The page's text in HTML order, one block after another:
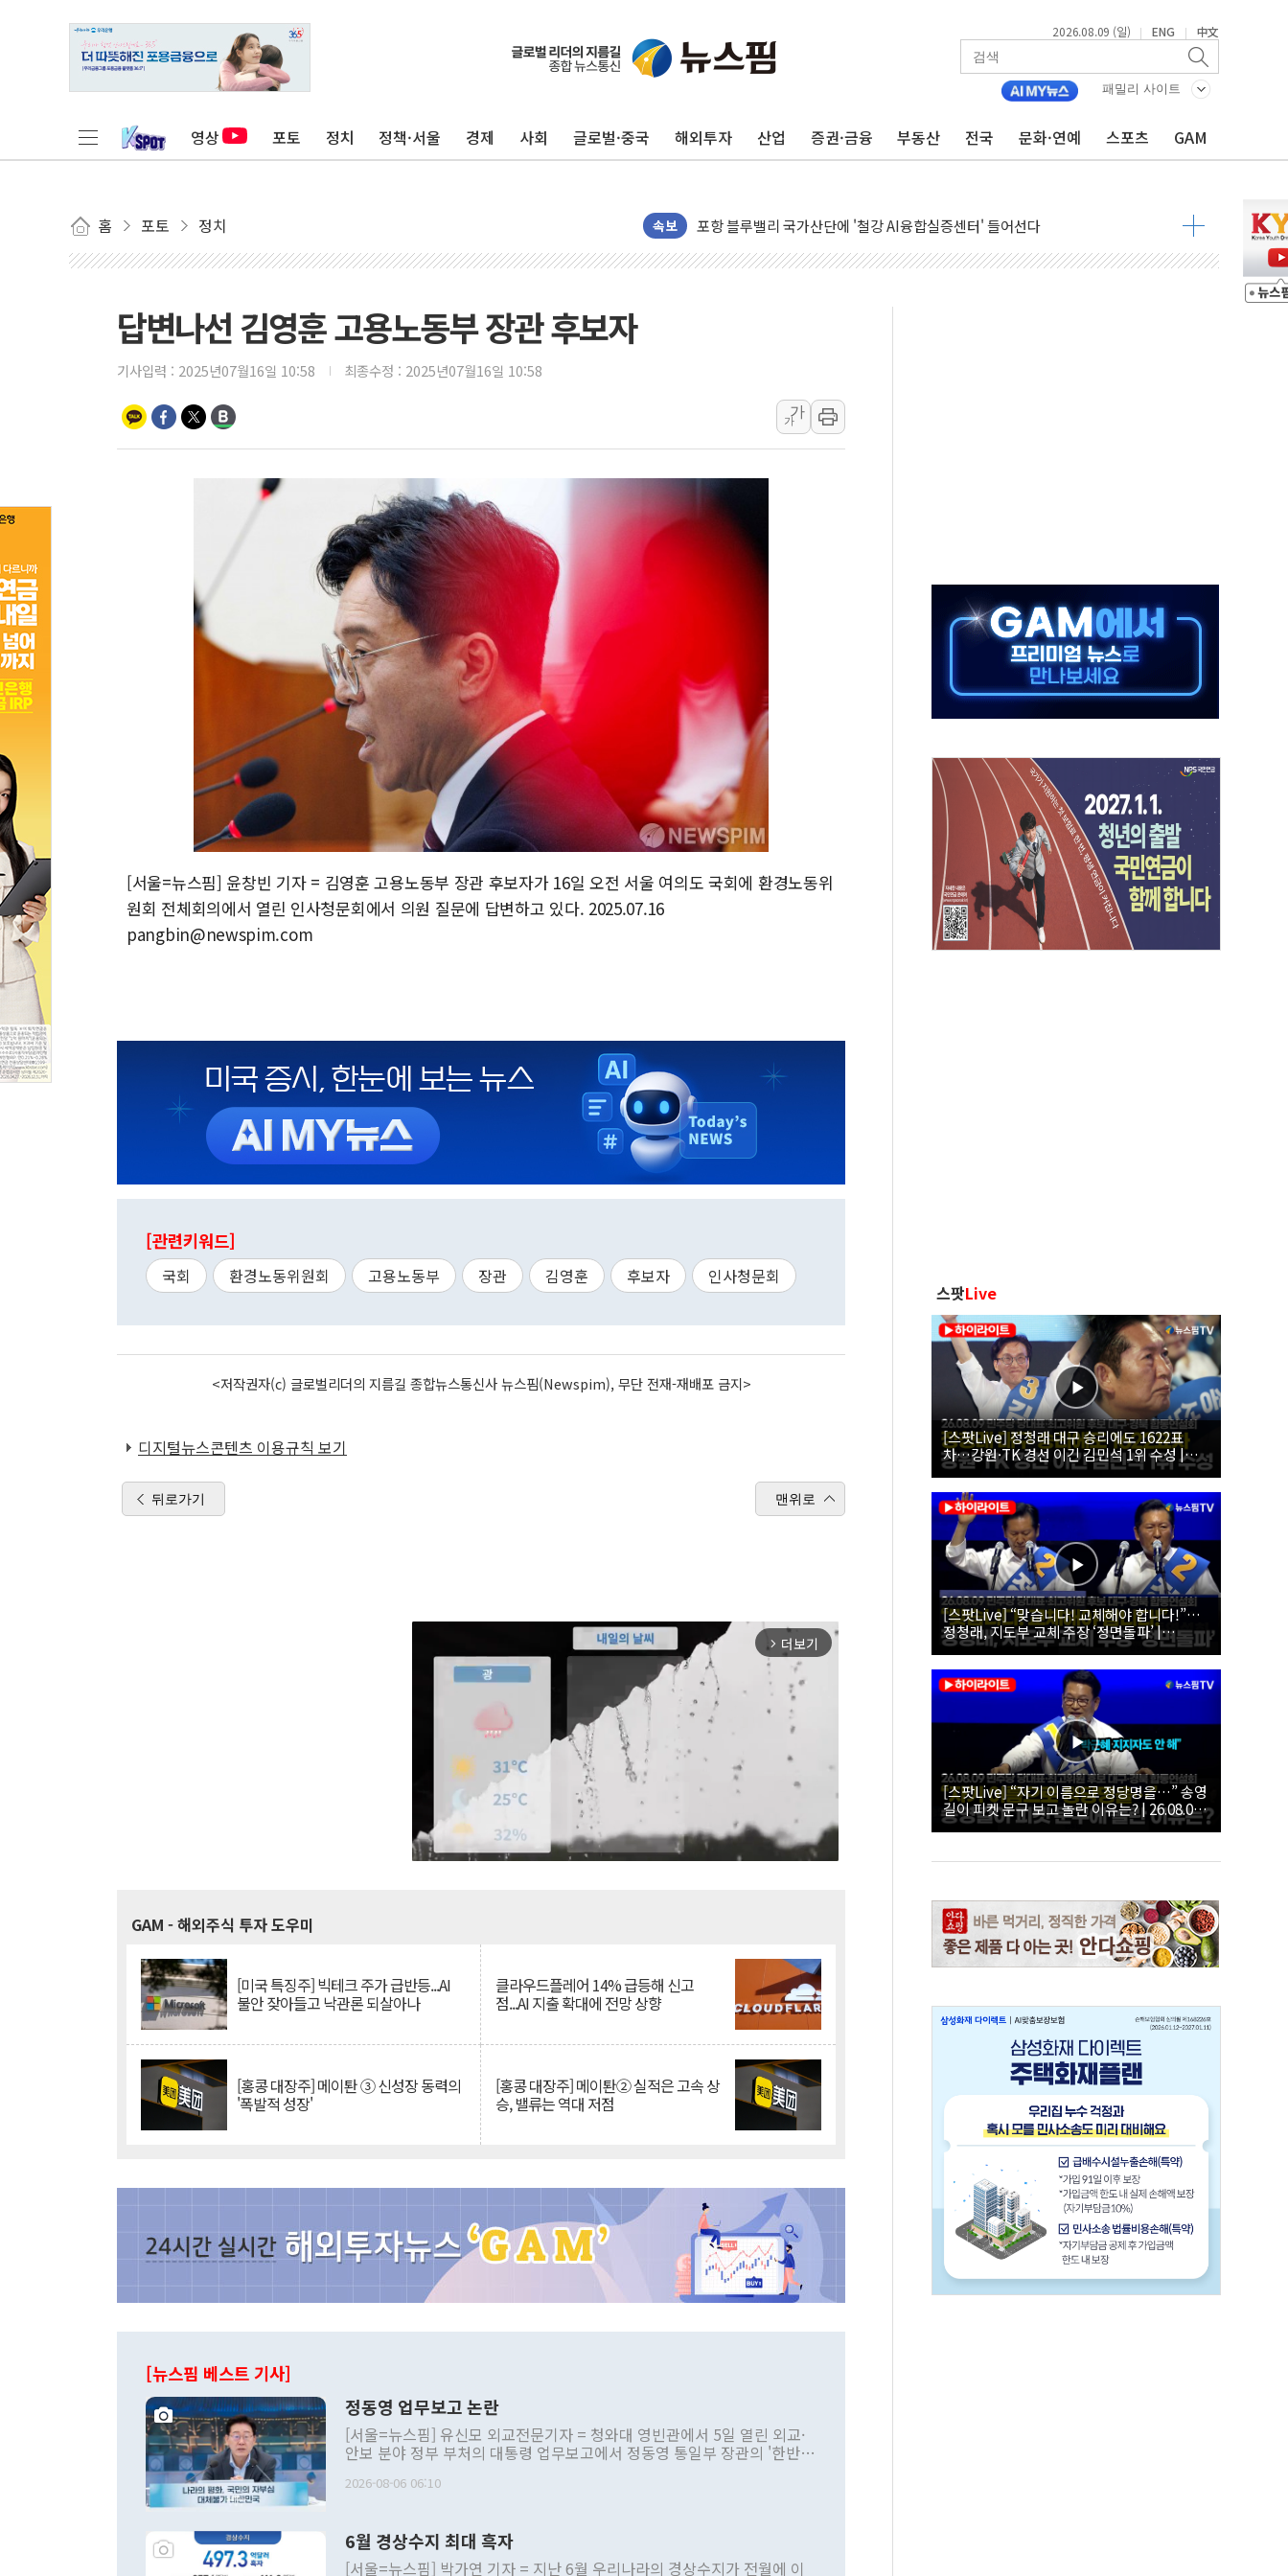
2026.08.09 (일) | ENG | 中文
패밀리 사이트
영상 포토 정치 정책·서울 경제 사회 글로벌·중국 해외투자 산업 증권·금융 부동산 전국 문화·연예 스포츠 GAM
홈 포토 정치 속보
평택 진위면 공장서 질식사고 발생…작업자 1명 숨져
상주 낙동강 선착장 하류서 50대 숨진 채 발견...경찰, 조사 중
[종합] 김민석, 정청래에 누적 '1.48%p' 차 선두 유지...金 46.01% vs 鄭 44.53%
인천서 말다툼 중 어머니 살해 10대 구속…범행 후 반려견도 죽여
[속보] 민주, 경북 경선 결과 발표...김민석 47.37% 정청래 45.71% 송영길 6.92%
[속보] 민주, 대구 경선 결과 발표...정청래 47.82% 김민석 46.35% 송영길 5.83%
[속보] 민주, 강원 경선 결과 발표...김민석 50.30% 정청래 41.94% 송영길 7.76%
정재헌 CEO, SKT 장기고객 400명 맞이…"마음 잇는 시간 되길"
최태원, 노소영에 9440억 지급 확정되나…재상고 앞두고 막판 셈법
하나금융, 명동 소상공인에 '행복상자' 전달
인천시 광복절 현수막 '태극기 거꾸로' 논란…이틀만에 철거
병무청, 보충역 전면 손질… 예술·체육요원 최대 33% 감축
홈플러스發 대형마트 판매, 역대 최대폭 감소한 9.4%↓…유통업계 양극화 심화
윤준병·이해민 의원, '정부 특사'로 콜롬비아 대통령 취임식 참석
'호우·산사태 주의보' 울진 시간당 30mm 강한 비...호우 피해 없어
여야, 황희 '버스 하우스' 공방…野 "청년 우롱 기괴" vs 與 "송구한 해프닝"
답변나선 김영훈 고용노동부 장관 후보자
기사입력 : 2025년07월16일 10:58 최종수정 : 2025년07월16일 10:58
가
가
[서울=뉴스핌] 윤창빈 기자 = 김영훈 고용노동부 장관 후보자가 16일 오전 서울 여의도 국회에 환경노동위
원회 전체회의에서 열린 인사청문회에서 의원 질문에 답변하고 있다. 2025.07.16
pangbin@newspim.com
[관련키워드]
국회 환경노동위원회 고용노동부 장관 김영훈 후보자 인사청문회
<저작권자(c) 글로벌리더의 지름길 종합뉴스통신사 뉴스핌(Newspim), 무단 전재-재배포 금지>
디지털뉴스콘텐츠 이용규칙 보기
뒤로가기 맨위로
arrow_forward_ios 더보기
GAM - 해외주식 투자 도우미
[미국 특징주] 빅테크 주가 급반등...AI
불안 잦아들고 낙관론 되살아나
클라우드플레어 14% 급등해 신고
점...AI 지출 확대에 전망 상향
[홍콩 대장주] 메이퇀 ③ 신성장 동력의
'폭발적 성장'
[홍콩 대장주] 메이퇀② 실적은 고속 상
승, 밸류는 역대 저점
[뉴스핌 베스트 기사]
정동영 업무보고 논란
[서울=뉴스핌] 유신모 외교전문기자 = 청와대 영빈관에서 5일 열린 외교·
안보 분야 정부 부처의 대통령 업무보고에서 정동영 통일부 장관의 '한반도
발언 중에는 정부 내 조율을 거치지 않은 사안을 정책으로 추진하겠다고 공
주의적 희망에 근거한 비현실적 구상'이라는 비판을 내놨다. 그동안 정 장
관의 대북 정책 관련 발언이 물의를 빚은 적은 여러 번 있지만 대통령과 유
2026-08-06 06:10
6월 경상수지 최대 흑자
[서울=뉴스핌] 박가연 기자 = 지난 6월 우리나라의 경상수지가 전월에 이
스팟Live
[스팟Live] 정청래 대구 승리에도 1622표
차…강원·TK 경선 이긴 김민석 1위 수성 |
26.08.09 더불어민주당 당대표·최고위원 후
보 대구·경북 합동연설회
[스팟Live] “맞습니다! 교체해야 합니다!”…
정청래, 지도부 교체 주장 ‘정면돌파’ |
26.08.09 더불어민주당 당대표·최고위원 후
보 대구·경북 합동연설회
[스팟Live] “자기 이름으로 정당명을…” 송영
길이 피켓 문구 보고 놀란 이유는? | 26.08.09
더불어민주당 당대표·최고위원 후보 대구·경